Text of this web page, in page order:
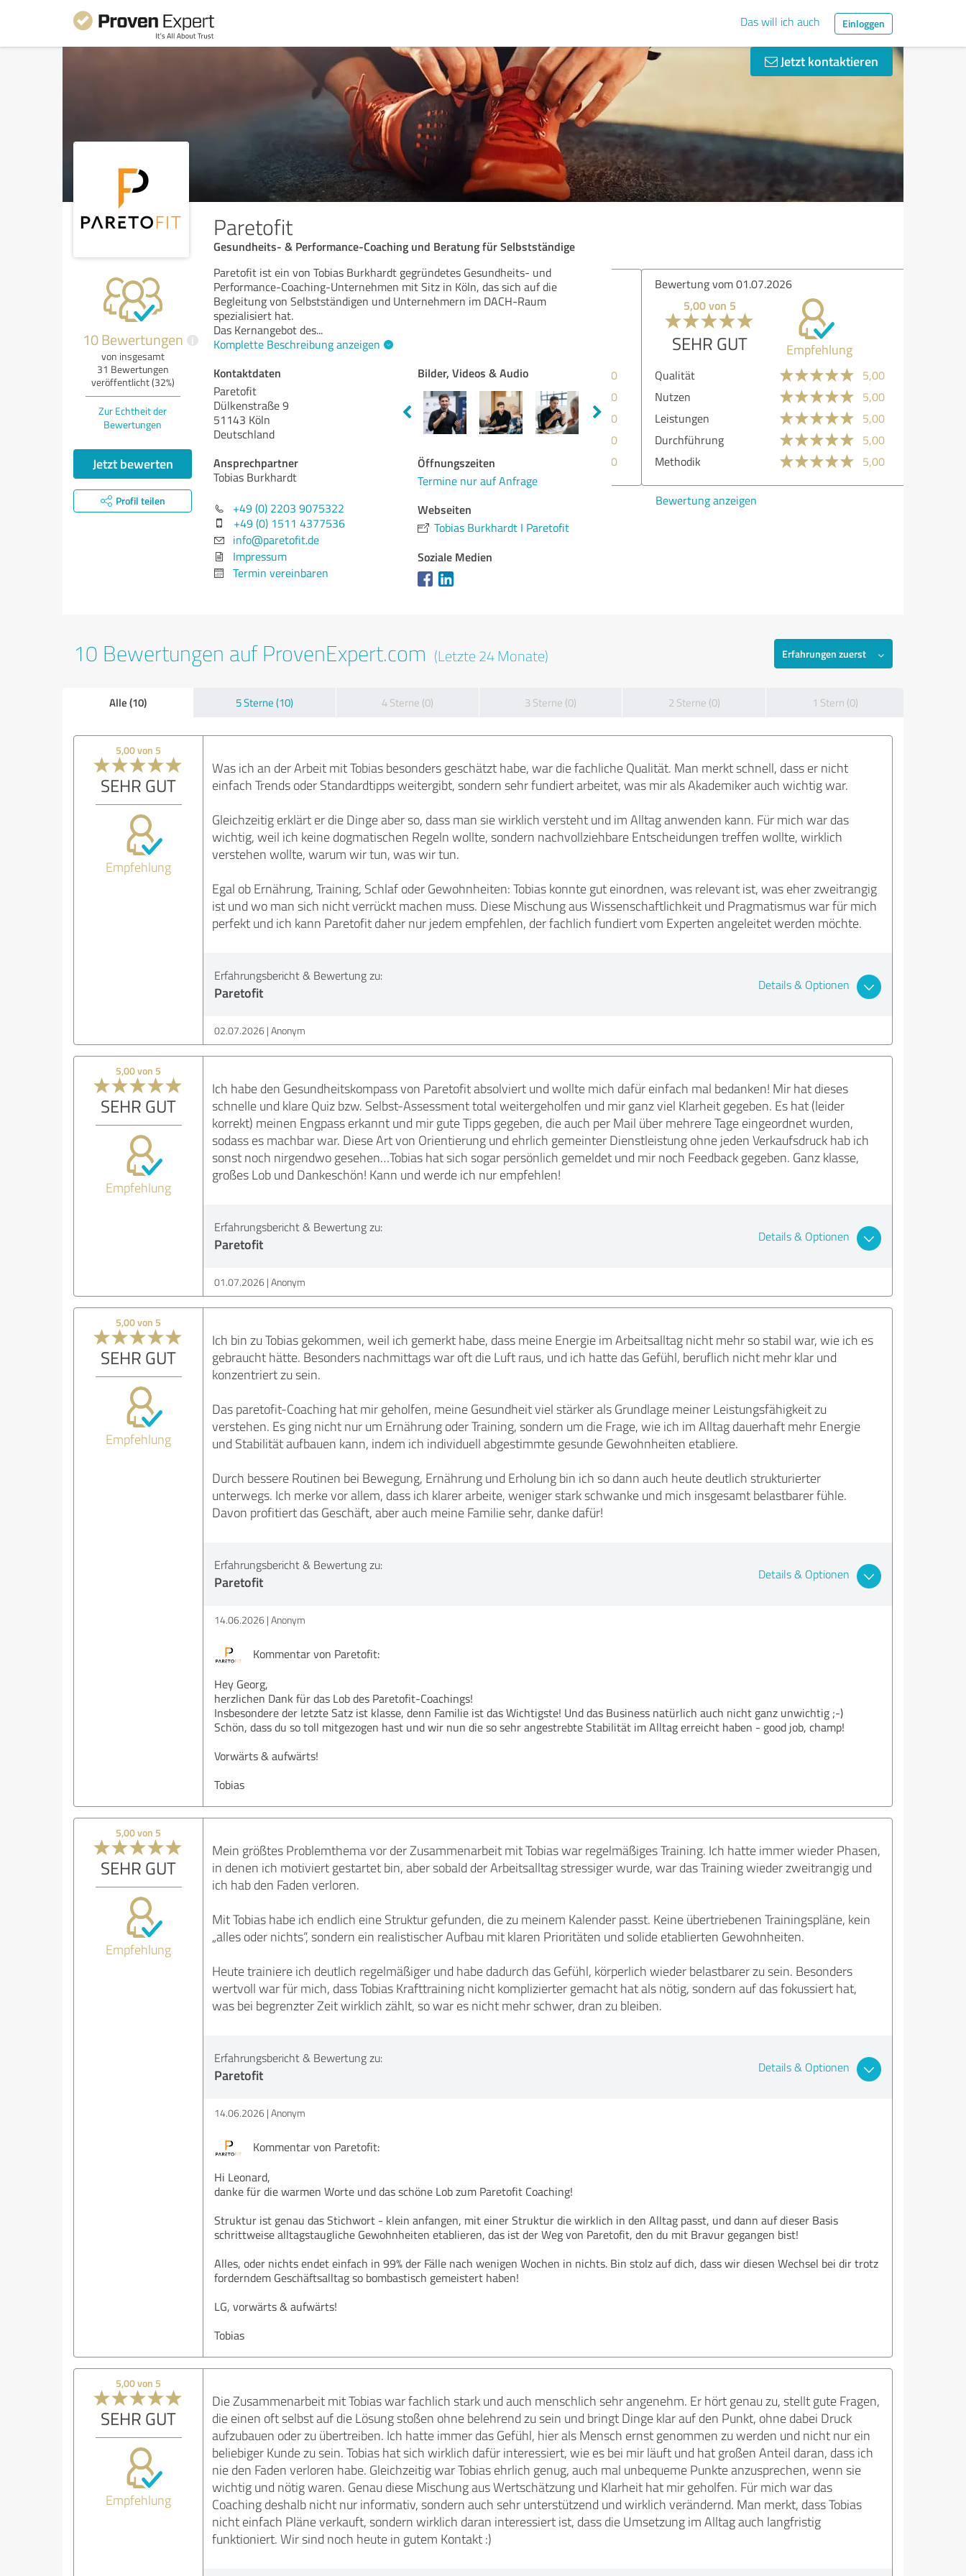
Das will ich auch Einloggen
Jetzt kontaktieren
Paretofit
Gesundheits- & Performance-Coaching und Beratung für Selbstständige
10 Bewertungen i
von insgesamt
31 Bewertungen
veröffentlicht (32%)
Zur Echtheit der
Bewertungen
Jetzt bewerten
Profil teilen
Paretofit ist ein von Tobias Burkhardt gegründetes Gesundheits- und
Performance-Coaching-Unternehmen mit Sitz in Köln, das sich auf die
Begleitung von Selbstständigen und Unternehmern im DACH-Raum
spezialisiert hat.
Das Kernangebot des...
Komplette Beschreibung anzeigen
Kontaktdaten
Paretofit
Dülkenstraße 9
51143 Köln
Deutschland
Ansprechpartner
Tobias Burkhardt
+49 (0) 2203 9075322
+49 (0) 1511 4377536
info@paretofit.de
Impressum
Termin vereinbaren
Bilder, Videos & Audio
Öffnungszeiten
Termine nur auf Anfrage
Webseiten
Tobias Burkhardt I Paretofit
Soziale Medien
Bewertung vom 01.07.2026
5,00 von 5
SEHR GUT Empfehlung
Qualität
5,00
Nutzen
5,00
Leistungen
5,00
Durchführung
5,00
Methodik
5,00
Bewertung anzeigen
10 Bewertungen auf ProvenExpert.com (Letzte 24 Monate) Erfahrungen zuerst
Alle (10) 5 Sterne (10) 4 Sterne (0) 3 Sterne (0) 2 Sterne (0) 1 Stern (0)
5,00 von 5
SEHR GUT
Empfehlung
Was ich an der Arbeit mit Tobias besonders geschätzt habe, war die fachliche Qualität. Man merkt schnell, dass er nicht
einfach Trends oder Standardtipps weitergibt, sondern sehr fundiert arbeitet, was mir als Akademiker auch wichtig war.
Gleichzeitig erklärt er die Dinge aber so, dass man sie wirklich versteht und im Alltag anwenden kann. Für mich war das
wichtig, weil ich keine dogmatischen Regeln wollte, sondern nachvollziehbare Entscheidungen treffen wollte, wirklich
verstehen wollte, warum wir tun, was wir tun.
Egal ob Ernährung, Training, Schlaf oder Gewohnheiten: Tobias konnte gut einordnen, was relevant ist, was eher zweitrangig
ist und wo man sich nicht verrückt machen muss. Diese Mischung aus Wissenschaftlichkeit und Pragmatismus war für mich
perfekt und ich kann Paretofit daher nur jedem empfehlen, der fachlich fundiert vom Experten angeleitet werden möchte.
Erfahrungsbericht & Bewertung zu:
Paretofit Details & Optionen
02.07.2026 Anonym
5,00 von 5
SEHR GUT
Empfehlung
Ich habe den Gesundheitskompass von Paretofit absolviert und wollte mich dafür einfach mal bedanken! Mir hat dieses
schnelle und klare Quiz bzw. Selbst-Assessment total weitergeholfen und mir ganz viel Klarheit gegeben. Es hat (leider
korrekt) meinen Engpass erkannt und mir gute Tipps gegeben, die auch per Mail über mehrere Tage eingeordnet wurden,
sodass es machbar war. Diese Art von Orientierung und ehrlich gemeinter Dienstleistung ohne jeden Verkaufsdruck hab ich
sonst noch nirgendwo gesehen…Tobias hat sich sogar persönlich gemeldet und mir noch Feedback gegeben. Ganz klasse,
großes Lob und Dankeschön! Kann und werde ich nur empfehlen!
Erfahrungsbericht & Bewertung zu:
Paretofit Details & Optionen
01.07.2026 Anonym
5,00 von 5
SEHR GUT
Empfehlung
Ich bin zu Tobias gekommen, weil ich gemerkt habe, dass meine Energie im Arbeitsalltag nicht mehr so stabil war, wie ich es
gebraucht hätte. Besonders nachmittags war oft die Luft raus, und ich hatte das Gefühl, beruflich nicht mehr klar und
konzentriert zu sein.
Das paretofit-Coaching hat mir geholfen, meine Gesundheit viel stärker als Grundlage meiner Leistungsfähigkeit zu
verstehen. Es ging nicht nur um Ernährung oder Training, sondern um die Frage, wie ich im Alltag dauerhaft mehr Energie
und Stabilität aufbauen kann, indem ich individuell abgestimmte gesunde Gewohnheiten etabliere.
Durch bessere Routinen bei Bewegung, Ernährung und Erholung bin ich so dann auch heute deutlich strukturierter
unterwegs. Ich merke vor allem, dass ich klarer arbeite, weniger stark schwanke und mich insgesamt belastbarer fühle.
Davon profitiert das Geschäft, aber auch meine Familie sehr, danke dafür!
Erfahrungsbericht & Bewertung zu:
Paretofit Details & Optionen
14.06.2026 Anonym
Kommentar von Paretofit:
Hey Georg,
herzlichen Dank für das Lob des Paretofit-Coachings!
Insbesondere der letzte Satz ist klasse, denn Familie ist das Wichtigste! Und das Business natürlich auch nicht ganz unwichtig ;-)
Schön, dass du so toll mitgezogen hast und wir nun die so sehr angestrebte Stabilität im Alltag erreicht haben - good job, champ!
Vorwärts & aufwärts!
Tobias
5,00 von 5
SEHR GUT
Empfehlung
Mein größtes Problemthema vor der Zusammenarbeit mit Tobias war regelmäßiges Training. Ich hatte immer wieder Phasen,
in denen ich motiviert gestartet bin, aber sobald der Arbeitsalltag stressiger wurde, war das Training wieder zweitrangig und
ich hab den Faden verloren.
Mit Tobias habe ich endlich eine Struktur gefunden, die zu meinem Kalender passt. Keine übertriebenen Trainingspläne, kein
„alles oder nichts“, sondern ein realistischer Aufbau mit klaren Prioritäten und solide etablierten Gewohnheiten.
Heute trainiere ich deutlich regelmäßiger und habe dadurch das Gefühl, körperlich wieder belastbarer zu sein. Besonders
wertvoll war für mich, dass Tobias Krafttraining nicht komplizierter gemacht hat als nötig, sondern auf das fokussiert hat,
was bei begrenzter Zeit wirklich zählt, so war es nicht mehr schwer, dran zu bleiben.
Erfahrungsbericht & Bewertung zu:
Paretofit Details & Optionen
14.06.2026 Anonym
Kommentar von Paretofit:
Hi Leonard,
danke für die warmen Worte und das schöne Lob zum Paretofit Coaching!
Struktur ist genau das Stichwort - klein anfangen, mit einer Struktur die wirklich in den Alltag passt, und dann auf dieser Basis
schrittweise alltagstaugliche Gewohnheiten etablieren, das ist der Weg von Paretofit, den du mit Bravur gegangen bist!
Alles, oder nichts endet einfach in 99% der Fälle nach wenigen Wochen in nichts. Bin stolz auf dich, dass wir diesen Wechsel bei dir trotz
forderndem Geschäftsalltag so bombastisch gemeistert haben!
LG, vorwärts & aufwärts!
Tobias
5,00 von 5
SEHR GUT
Empfehlung
Die Zusammenarbeit mit Tobias war fachlich stark und auch menschlich sehr angenehm. Er hört genau zu, stellt gute Fragen,
die einen oft selbst auf die Lösung stoßen ohne belehrend zu sein und bringt Dinge klar auf den Punkt, ohne dabei Druck
aufzubauen oder zu übertreiben. Ich hatte immer das Gefühl, hier als Mensch ernst genommen zu werden und nicht nur ein
beliebiger Kunde zu sein. Tobias hat sich wirklich dafür interessiert, wie es bei mir läuft und hat großen Anteil daran, dass ich
nie den Faden verloren habe. Gleichzeitig war Tobias ehrlich genug, auch mal unbequeme Punkte anzusprechen, wenn sie
wichtig und nötig waren. Genau diese Mischung aus Wertschätzung und Klarheit hat mir geholfen. Für mich war das
Coaching deshalb nicht nur informativ, sondern auch sehr unterstützend und wirklich verändernd. Man merkt, dass Tobias
nicht einfach Pläne verkauft, sondern wirklich daran interessiert ist, dass die Umsetzung im Alltag auch langfristig
funktioniert. Wir sind noch heute in gutem Kontakt :)